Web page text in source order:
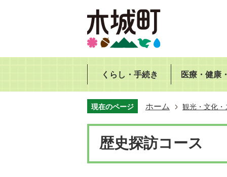
くらし・手続き 医療・健康
現在のページ ホーム 観光・文化・
歴史探訪コース